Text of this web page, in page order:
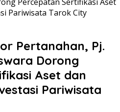
Pariwisata Tarok City
Pertanahan, Pj.
Dorong
Aset dan
Pariwisata